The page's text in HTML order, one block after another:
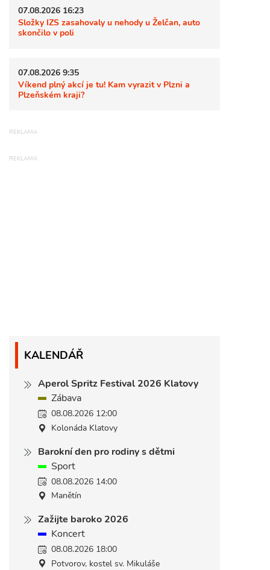
07.08.2026 16:23
Složky IZS zasahovaly u nehody u Želčan, auto
skončilo v poli
07.08.2026 9:35
Víkend plný akcí je tu! Kam vyrazit v Plzni a
Plzeňském kraji?
KALENDÁŘ
Aperol Spritz Festival 2026 Klatovy
Zábava
08.08.2026 12:00
Kolonáda Klatovy
Barokní den pro rodiny s dětmi
Sport
08.08.2026 14:00
Manětín
Zažijte baroko 2026
Koncert
08.08.2026 18:00
Potvorov, kostel sv. Mikuláše